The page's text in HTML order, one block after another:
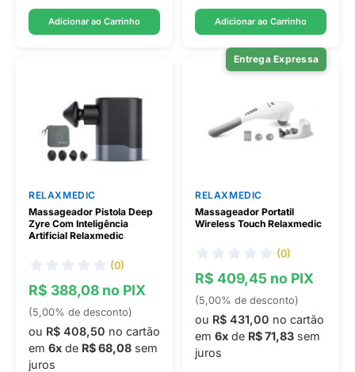
Adicionar ao Carrinho Adicionar ao Carrinho
RELAXMEDIC
Massageador Pistola Deep
Zyre Com Inteligência
Artificial Relaxmedic
(0)
R$ 388,08 no PIX
(5,00% de desconto)
ou R$ 408,50 no cartão
em 6x de R$ 68,08 sem
juros
Entrega Expressa
RELAXMEDIC
Massageador Portatil
Wireless Touch Relaxmedic
(0)
R$ 409,45 no PIX
(5,00% de desconto)
ou R$ 431,00 no cartão
em 6x de R$ 71,83 sem
juros